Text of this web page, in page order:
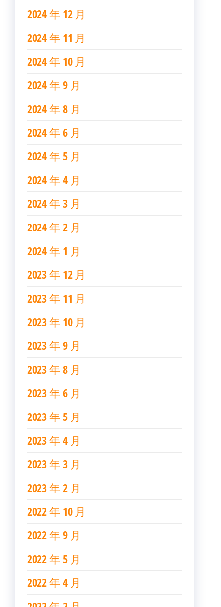
2024 年 12 月
2024 年 11 月
2024 年 10 月
2024 年 9 月
2024 年 8 月
2024 年 6 月
2024 年 5 月
2024 年 4 月
2024 年 3 月
2024 年 2 月
2024 年 1 月
2023 年 12 月
2023 年 11 月
2023 年 10 月
2023 年 9 月
2023 年 8 月
2023 年 6 月
2023 年 5 月
2023 年 4 月
2023 年 3 月
2023 年 2 月
2022 年 10 月
2022 年 9 月
2022 年 5 月
2022 年 4 月